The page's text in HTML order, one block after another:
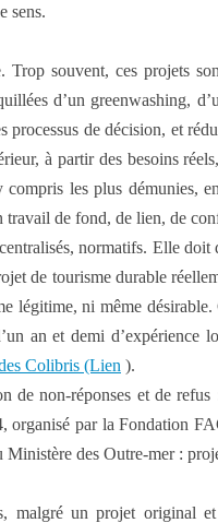
sens.
souvent, ces projets
d’un greenwashing,
de décision, et
à partir des besoins
compris les plus
de fond, de lien, de
normatifs. Elle
de tourisme durable
légitime, ni même
an et demi d’expérience
Colibris (Lien ).
de non-réponses et de
organisé par la Fondation
des Outre-mer :
un projet original